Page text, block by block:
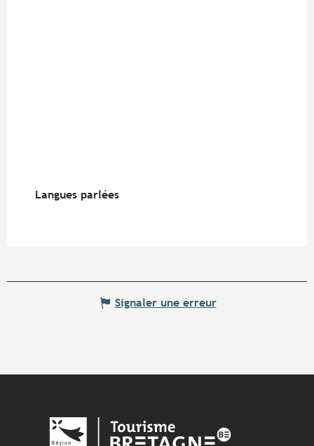
Langues parlées
Langues parlées
Signaler une erreur